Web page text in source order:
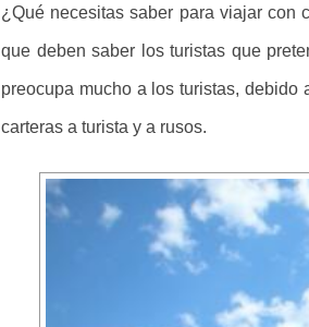
¿Qué necesitas saber para viajar con
que deben saber los turistas que
preocupa mucho a los turistas,
carteras a turista y a rusos.